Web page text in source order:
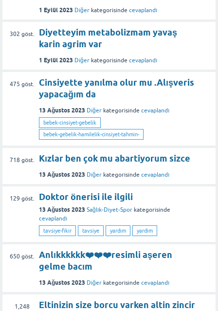
1 Eylül 2023 Diğer kategorisinde cevaplandı
302 göst.
Diyetteyim metabolizmam yavaş
karin agrim var
1 Eylül 2023 Diğer kategorisinde cevaplandı
475 göst.
Cinsiyette yanılma olur mu .Alışveris
yapacağım da
13 Ağustos 2023 Diğer kategorisinde cevaplandı
bebek-cinsiyet-gebelik
bebek-gebelik-hamilelik-cinsiyet-tahmin-
718 göst. Kızlar ben çok mu abartiyorum sizce
13 Ağustos 2023 Diğer kategorisinde cevaplandı
129 göst. Doktor önerisi ile ilgili
13 Ağustos 2023 Sağlık-Diyet-Spor kategorisinde
cevaplandı
tavsiye-fikir tavsiye yardım yardim
650göst.
Anlıkkkkkk❤️❤️❤️resimli aşeren
gelme bacım
13 Ağustos 2023 Diğer kategorisinde cevaplandı
1,248
Eltinizin size borcu varken altin zincir